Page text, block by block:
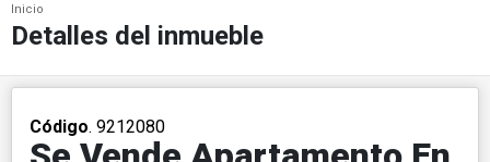
Inicio
Detalles del inmueble
Código. 9212080